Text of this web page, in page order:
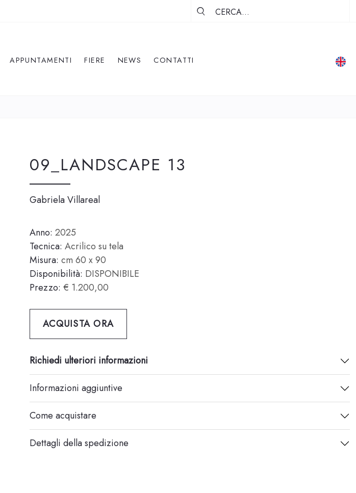
APPUNTAMENTI FIERE NEWS CONTATTI
09_LANDSCAPE 13
Gabriela Villareal
Anno: 2025
Tecnica: Acrilico su tela
Misura: cm 60 x 90
Disponibilità: DISPONIBILE
Prezzo: € 1.200,00
ACQUISTA ORA
Richiedi ulteriori informazioni
Informazioni aggiuntive
Come acquistare
Dettagli della spedizione